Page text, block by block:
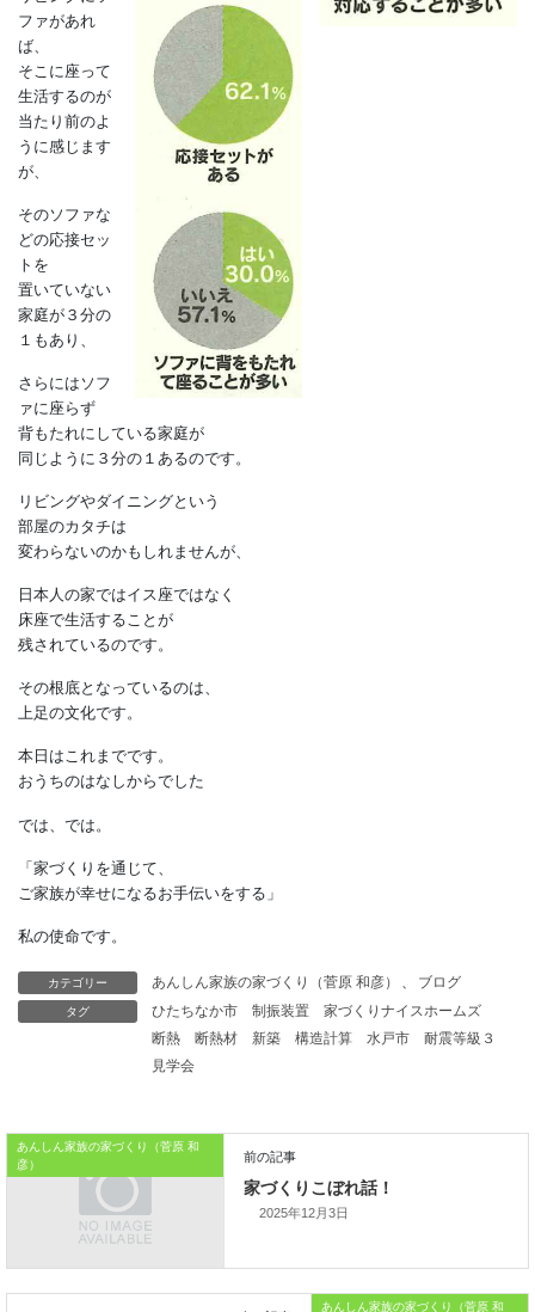
感じるのかもしれません。
それでも、見方によっては、
４割もの人が布団を敷いて
寝ていることは意外かもしれません。
似たようなことが、
やはりリビングでも見ることができま
す。
リビングにソ
ファがあれ
ば、
そこに座って
生活するのが
当たり前のよ
うに感じます
が、
そのソファな
どの応接セッ
トを
置いていない
家庭が３分の
１もあり、
さらにはソフ
ァに座らず
背もたれにしている家庭が
同じように３分の１あるのです。
リビングやダイニングという
部屋のカタチは
変わらないのかもしれませんが、
日本人の家ではイス座ではなく
残されているのです。
その根底となっているのは、
上足の文化です。
おうちのはなしからでした
では、では。
「家づくりを通じて、
カテゴリー あんしん家族の家づくり（菅原 和彦） 、
ブログ
タグ
ひたちなか市 制振装置
家づくりナイスホームズ
断熱
断熱材 新築 構造計算 水戸市
耐震等級３
見学会
あんしん家族の家づくり（菅原 和
彦）
2025年12月3日
あんしん家族の家づくり（菅原 和